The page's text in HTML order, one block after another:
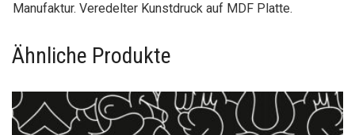
Manufaktur. Veredelter Kunstdruck auf MDF Platte.
Ähnliche Produkte